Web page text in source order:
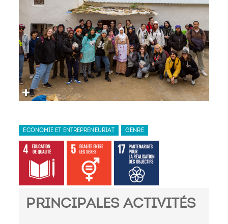
ECONOMIE ET ENTREPRENEURIAT GENRE
PRINCIPALES ACTIVITÉS